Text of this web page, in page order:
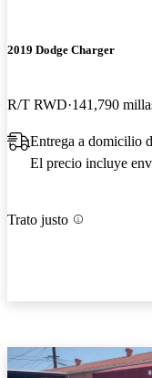
2019 Dodge Charger
R/T RWD 141,790
Entrega a domicilio
El precio incluye
Trato justo